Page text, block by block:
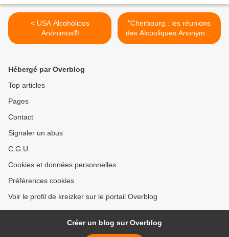
< USA Alcohólicos
Anónimos®
"Cherbourg : les réunions
des Alcooliques Anonymes
reprennent ce mardi" >
Hébergé par Overblog
Top articles
Pages
Contact
Signaler un abus
C.G.U.
Cookies et données personnelles
Préférences cookies
Voir le profil de kreizker sur le portail Overblog
Créer un blog sur Overblog